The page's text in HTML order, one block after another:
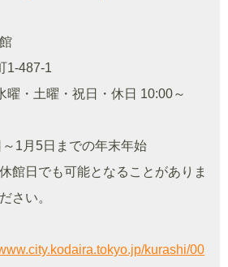
1-487-1
曜・土曜・祝日・休日 10:00～
1月5日までの年末年始
館日でも可能となることがありま
さい。
kurashi/00